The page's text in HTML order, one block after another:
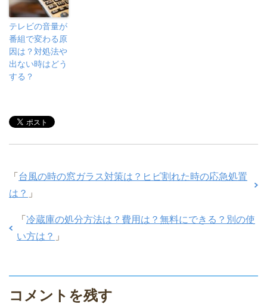
テレビの音量が
番組で変わる原
因は？対処法や
出ない時はどう
する？
「 台風の時の窓ガラス対策は？ヒビ割れた時の応急処置
は？ 」
「 冷蔵庫の処分方法は？費用は？無料にできる？別の使
い方は？ 」
コメントを残す